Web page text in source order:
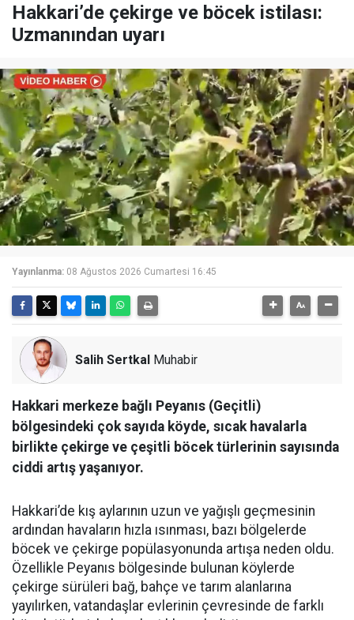
Hakkari’de çekirge ve böcek istilası:
Uzmanından uyarı
Yayınlanma: 08 Ağustos 2026 Cumartesi 16:45
Salih Sertkal Muhabir
Hakkari merkeze bağlı Peyanıs (Geçitli)
bölgesindeki çok sayıda köyde, sıcak havalarla
birlikte çekirge ve çeşitli böcek türlerinin sayısında
ciddi artış yaşanıyor.
Hakkari’de kış aylarının uzun ve yağışlı geçmesinin
ardından havaların hızla ısınması, bazı bölgelerde
böcek ve çekirge popülasyonunda artışa neden oldu.
Özellikle Peyanıs bölgesinde bulunan köylerde
çekirge sürüleri bağ, bahçe ve tarım alanlarına
yayılırken, vatandaşlar evlerinin çevresinde de farklı